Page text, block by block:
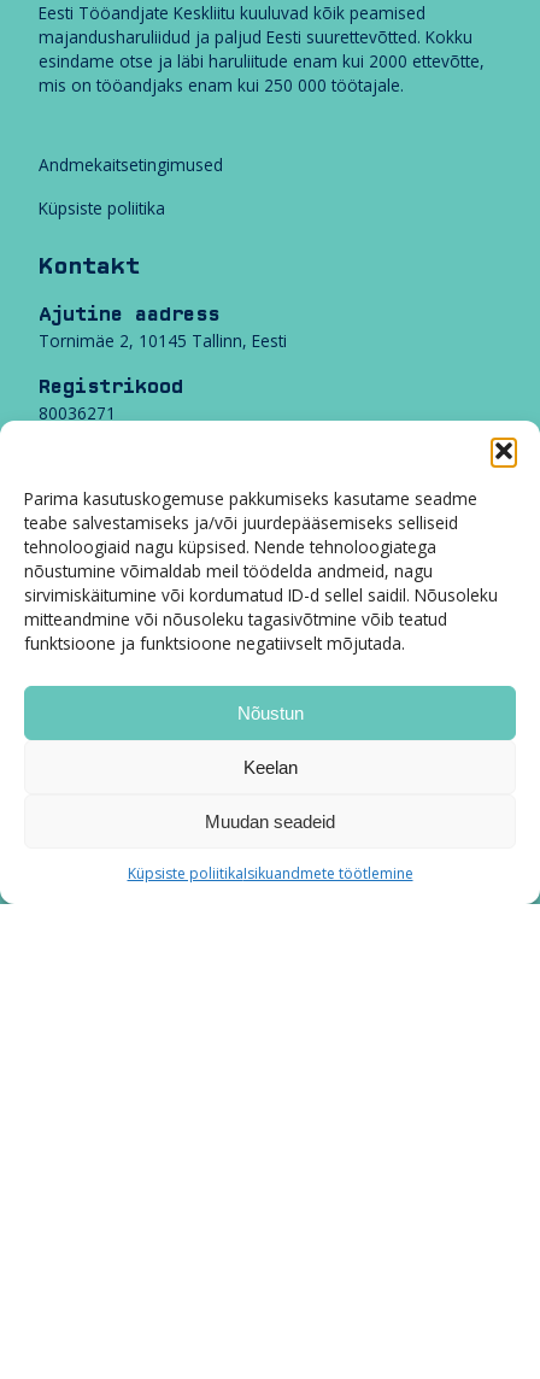
Parima kasutuskogemuse pakkumiseks kasutame seadme
teabe salvestamiseks ja/või juurdepääsemiseks selliseid
tehnoloogiaid nagu küpsised. Nende tehnoloogiatega
nõustumine võimaldab meil töödelda andmeid, nagu
sirvimiskäitumine või kordumatud ID-d sellel saidil. Nõusoleku
mitteandmine või nõusoleku tagasivõtmine võib teatud
funktsioone ja funktsioone negatiivselt mõjutada.
Nõustun
Keelan
Muudan seadeid
Küpsiste poliitikaIsikuandmete töötlemine
Eesti Tööandjate Keskliitu kuuluvad kõik peamised
majandusharuliidud ja paljud Eesti suurettevõtted. Kokku
esindame otse ja läbi haruliitude enam kui 2000 ettevõtte,
mis on tööandjaks enam kui 250 000 töötajale.
Andmekaitsetingimused
Küpsiste poliitika
Kontakt
Ajutine aadress
Tornimäe 2, 10145 Tallinn, Eesti
Registrikood
80036271
KMKR
EE100533891
Swedbank IBAN
EE59 2200 0011 2023 3895
SWIFT HABAEE2X
Tööandjate maja
Liitu tööandjate uudiskirjaga